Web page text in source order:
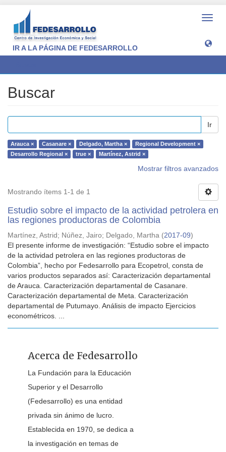
IR A LA PÁGINA DE FEDESARROLLO
Buscar
Ir
Arauca × Casanare × Delgado, Martha ×
Regional Development ×
Desarrollo Regional ×
true × Martínez, Astrid ×
Mostrar filtros avanzados
Mostrando ítems 1-1 de 1
Estudio sobre el impacto de la actividad petrolera en
las regiones productoras de Colombia
Martínez, Astrid ; Núñez, Jairo; Delgado, Martha (2017-09)
El presente informe de investigación: “Estudio sobre el impacto
de la actividad petrolera en las regiones productoras de
Colombia”, hecho por Fedesarrollo para Ecopetrol, consta de
varios productos separados así: Caracterización departamental
de Arauca. Caracterización departamental de Casanare.
Caracterización departamental de Meta. Caracterización
departamental de Putumayo. Análisis de impacto Ejercicios
econométricos. ...
Acerca de Fedesarrollo
La Fundación para la Educación
Superior y el Desarrollo
(Fedesarrollo) es una entidad
privada sin ánimo de lucro.
Establecida en 1970, se dedica a
la investigación en temas de